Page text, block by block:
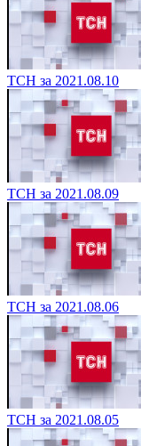
ТСН за 2021.08.10
ТСН за 2021.08.09
ТСН за 2021.08.06
ТСН за 2021.08.05